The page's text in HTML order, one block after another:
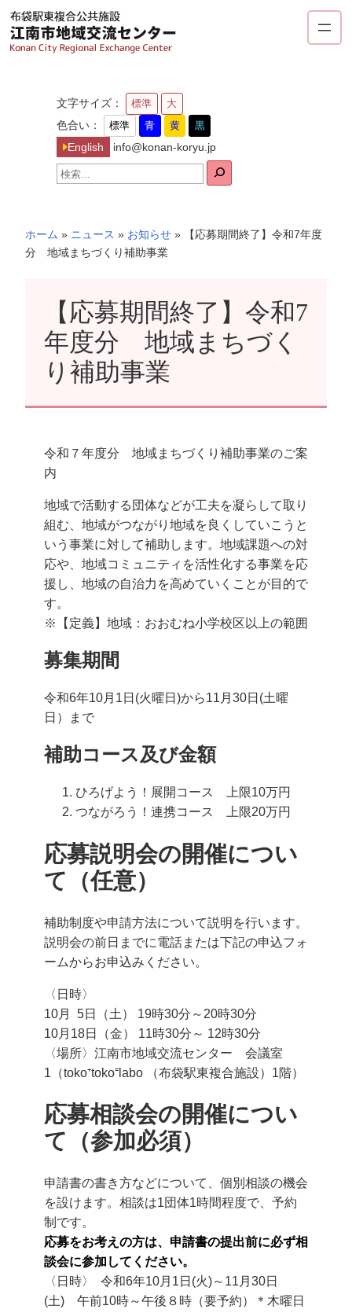
内
容
を
文字サイズ： 標準 大
色合い： 標準 青 黄 黒
English info@konan-koryu.jp
検
索
ホーム » ニュース » お知らせ » 【応募期間終了】令和7年度
分 地域まちづくり補助事業
【応募期間終了】令和7
年度分 地域まちづく
り補助事業
令和７年度分 地域まちづくり補助事業のご案
内
地域で活動する団体などが工夫を凝らして取り
組む、地域がつながり地域を良くしていこうと
いう事業に対して補助します。地域課題への対
応や、地域コミュニティを活性化する事業を応
援し、地域の自治力を高めていくことが目的で
す。
※【定義】地域：おおむね小学校区以上の範囲
募集期間
令和6年10月1日(火曜日)から11月30日(土曜
日）まで
補助コース及び金額
ひろげよう！展開コース 上限10万円
つながろう！連携コース 上限20万円
応募説明会の開催につい
て（任意）
補助制度や申請方法について説明を行います。
説明会の前日までに電話または下記の申込フォ
ームからお申込みください。
〈日時〉
10月 5日（土） 19時30分～20時30分
10月18日（金） 11時30分～ 12時30分
〈場所〉江南市地域交流センター 会議室
1（toko⁺toko⁼labo （布袋駅東複合施設）1階）
応募相談会の開催につい
て（参加必須）
申請書の書き方などについて、個別相談の機会
を設けます。相談は1団体1時間程度で、予約
制です。
応募をお考えの方は、申請書の提出前に必ず相
談会に参加してください。
〈日時〉 令和6年10月1日(火)～11月30日
(土) 午前10時～午後８時（要予約）＊木曜日